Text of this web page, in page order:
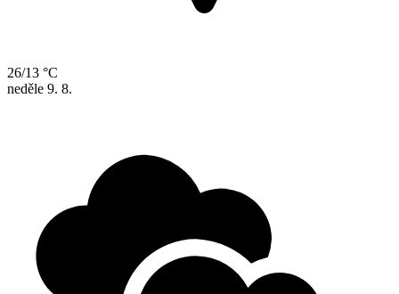
26/13 °C
neděle 9. 8.